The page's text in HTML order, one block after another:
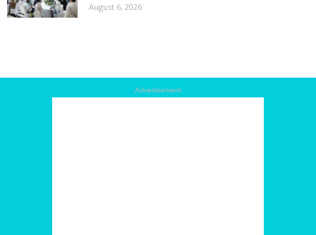
August 6, 2026
Advertisement